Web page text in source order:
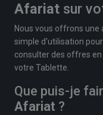
Afariat sur
Nous vous offrons
simple d'utilisation
consulter des offres
votre Tablette.
Que puis-je
Afariat ?